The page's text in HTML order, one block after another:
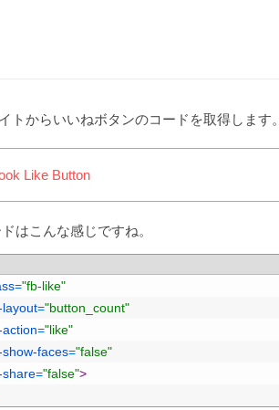
トからいいねボタンのコードを取得します
Like Button
はこんな感じですね。
="fb-like"
="button_count"
="like"
faces="false"
="false">